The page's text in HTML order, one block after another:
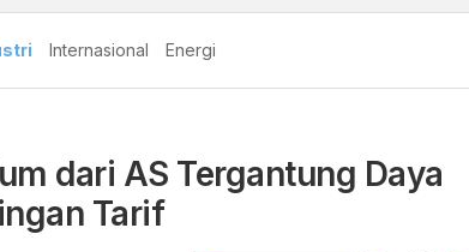
Internasional Energi
dari AS Tergantung Daya
Tarif